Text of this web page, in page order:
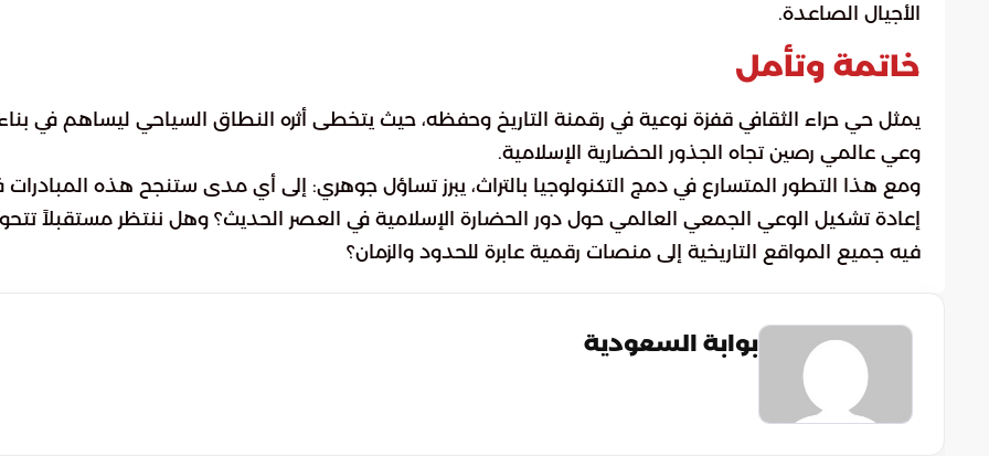
الأجيال الصاعدة.
خاتمة وتأمل
يمثل حي حراء الثقافي قفزة نوعية في رقمنة التاريخ وحفظه، حيث يتخطى أثره النطاق السياحي ليساهم في
وعي عالمي رصين تجاه الجذور الحضارية الإسلامية.
ومع هذا التطور المتسارع في دمج التكنولوجيا بالتراث، يبرز تساؤل جوهري: إلى أي مدى ستنجح هذه المبادرات
إعادة تشكيل الوعي الجمعي العالمي حول دور الحضارة الإسلامية في العصر الحديث؟ وهل ننتظر مستقبلاً
فيه جميع المواقع التاريخية إلى منصات رقمية عابرة للحدود والزمان؟
بوابة السعودية